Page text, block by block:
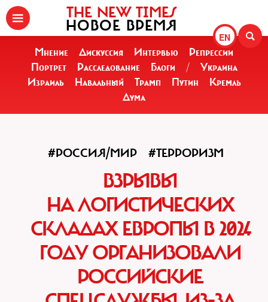
EN
THE NEW TIMES
НОВОЕ ВРЕМЯ
Мнение Дискуссия Интервью
Репрессии
Портрет
Расследование Блоги /
Украина
Израиль
Навальный Трамп Путин
Кремль
Дума
#РОССИЯ/МИР #ТЕРРОРИЗМ
ВЗРЫВЫ
НА ЛОГИСТИЧЕСКИХ
СКЛАДАХ ЕВРОПЫ В 2024
ГОДУ ОРГАНИЗОВАЛИ
РОССИЙСКИЕ